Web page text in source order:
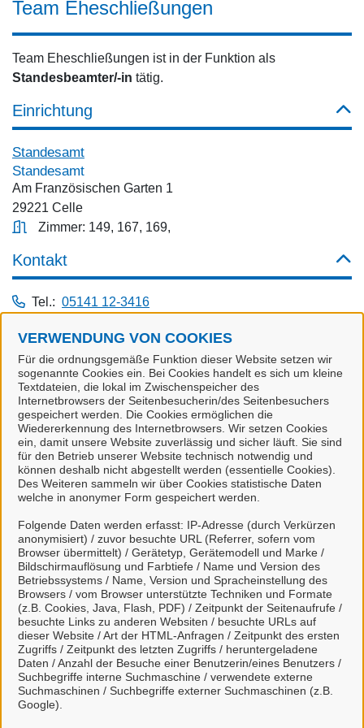
VERWENDUNG VON COOKIES
Für die ordnungsgemäße Funktion dieser Website setzen wir
sogenannte Cookies ein. Bei Cookies handelt es sich um kleine
Textdateien, die lokal im Zwischenspeicher des
Internetbrowsers der Seitenbesucherin/des Seitenbesuchers
gespeichert werden. Die Cookies ermöglichen die
Wiedererkennung des Internetbrowsers. Wir setzen Cookies
ein, damit unsere Website zuverlässig und sicher läuft. Sie sind
für den Betrieb unserer Website technisch notwendig und
können deshalb nicht abgestellt werden (essentielle Cookies).
Des Weiteren sammeln wir über Cookies statistische Daten
welche in anonymer Form gespeichert werden.
Folgende Daten werden erfasst: IP-Adresse (durch Verkürzen
anonymisiert) / zuvor besuchte URL (Referrer, sofern vom
Browser übermittelt) / Gerätetyp, Gerätemodell und Marke /
Bildschirmauflösung und Farbtiefe / Name und Version des
Betriebssystems / Name, Version und Spracheinstellung des
Browsers / vom Browser unterstützte Techniken und Formate
(z.B. Cookies, Java, Flash, PDF) / Zeitpunkt der Seitenaufrufe /
besuchte Links zu anderen Websiten / besuchte URLs auf
dieser Website / Art der HTML-Anfragen / Zeitpunkt des ersten
Zugriffs / Zeitpunkt des letzten Zugriffs / heruntergeladene
Daten / Anzahl der Besuche einer Benutzerin/eines Benutzers /
Suchbegriffe interne Suchmaschine / verwendete externe
Suchmaschinen / Suchbegriffe externer Suchmaschinen (z.B.
Google).
Team Eheschließungen
Team Eheschließungen ist in der Funktion als
Standesbeamter/-in tätig.
Einrichtung
Standesamt
Standesamt
Am Französischen Garten 1
29221 Celle
Zimmer: 149, 167, 169,
Kontakt
Tel.: 05141 12-3416
E-Mail:heiraten@celle.de
Servicezeiten
Bitte beachten Sie, dass für die Wahrnehmung eines
Termins im Standesamt derzeit zwingend eine vorherige
Terminvereinbarung erforderlich ist!
Bitte vereinbaren Sie den Termin telefonisch mit dem/der
zuständigen Ansprechpartner/-in.
Telefonisch sind wir zu folgenden Zeiten erreichbar:
Mo. 09:00 - 12:00 Uhr
Di. 09:00 - 12:00 Uhr
Mi. geschlossen
Do. 09:00 - 12:00 Uhr und 14:00 - 16:00 Uhr
Fr. 09:00 - 12:00 Uhr
Dienstleistungen